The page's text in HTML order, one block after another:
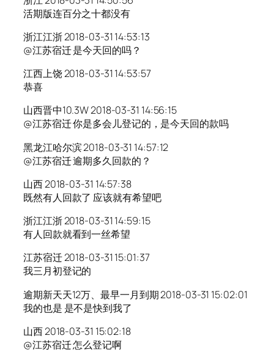
活期版连百分之十都没有
浙江江浙 2018-03-31 14:53:13
@江苏宿迁 是今天回的吗？
江西上饶 2018-03-31 14:53:57
恭喜
山西晋中10.3W 2018-03-31 14:56:15
@江苏宿迁 你是多会儿登记的，是今天回的款吗
黑龙江哈尔滨 2018-03-31 14:57:12
@江苏宿迁 逾期多久回款的？
山西 2018-03-31 14:57:38
既然有人回款了 应该就有希望吧
浙江江浙 2018-03-31 14:59:15
有人回款就看到一丝希望
江苏宿迁 2018-03-31 15:01:37
我三月初登记的
逾期新天天12万、最早一月到期 2018-03-31 15:02:01
我的也是 是不是快到我了
山西 2018-03-31 15:02:18
@江苏宿迁 怎么登记啊